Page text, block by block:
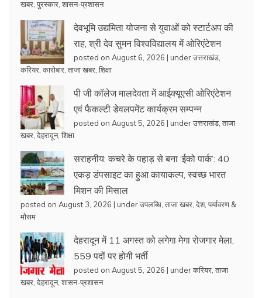
खबर पुरस्कार शासन-प्रशासन
देवभूमि उद्यमिता योजना से युवाओं को स्टार्टअप की
राह, श्री देव सुमन विश्वविद्यालय में ओरिएंटेशन
posted on August 6, 2026 | underउत्तराखंड
करियर कारोबार ताजा खबर शिक्षा
पी जी कॉलेज मालदेवता में आईक्यूएसी ओरिएंटेशन
एवं फैकल्टी डेवलपमेंट कार्यक्रम सम्पन्न
posted on August 5, 2026 | underउत्तराखंड ताजा
खबर देहरादून, शिक्षा
सराहनीय: कचरे के पहाड़ से बना ‘ईको पार्क’: 40
एकड़ डंपसाइट का हुआ कायाकल्प, स्वच्छ भारत
मिशन की मिसाल
posted on August 3, 2026 | underउपलब्धि ताजा खबर देश, पर्यावरण &
मौसम
देहरादून में 11 अगस्त को लगेगा मेगा रोजगार मेला,
559 पदों पर होगी भर्ती
posted on August 5, 2026 | underकरियर ताजा
खबर देहरादून, शासन-प्रशासन